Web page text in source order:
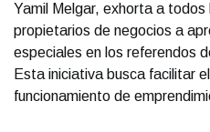
Yamil Melgar, exhorta a
propietarios de negocios a
especiales en los referendos
Esta iniciativa busca facilitar
funcionamiento de